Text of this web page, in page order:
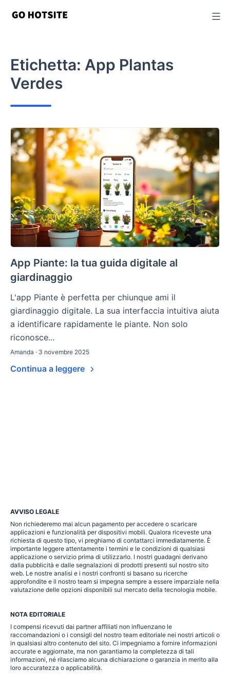
Etichetta: App Plantas
Verdes
App Piante: la tua guida digitale al
giardinaggio
L'app Piante è perfetta per chiunque ami il
giardinaggio digitale. La sua interfaccia intuitiva aiuta
a identificare rapidamente le piante. Non solo
riconosce...
Amanda · 3 novembre 2025
Continua a leggere
AVVISO LEGALE
Non richiederemo mai alcun pagamento per accedere o scaricare
applicazioni e funzionalità per dispositivi mobili. Qualora riceveste una
richiesta di questo tipo, vi preghiamo di contattarci immediatamente. È
importante leggere attentamente i termini e le condizioni di qualsiasi
applicazione o servizio prima di utilizzarlo. I nostri guadagni derivano
dalla pubblicità e dalle segnalazioni di prodotti presenti sul nostro sito
web. Le nostre analisi e i nostri confronti si basano su ricerche
approfondite e il nostro team si impegna sempre a essere imparziale nella
valutazione delle opzioni disponibili sul mercato della tecnologia mobile.
NOTA EDITORIALE
I compensi ricevuti dai partner affiliati non influenzano le
raccomandazioni o i consigli del nostro team editoriale nei nostri articoli o
in qualsiasi altro contenuto del sito. Ci impegniamo a fornire informazioni
accurate e aggiornate, ma non garantiamo la completezza di tali
informazioni, né rilasciamo alcuna dichiarazione o garanzia in merito alla
loro accuratezza o applicabilità.